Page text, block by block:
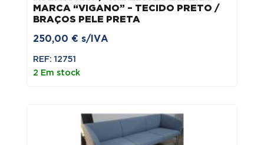
MARCA “VIGANO” – TECIDO PRETO /
BRAÇOS PELE PRETA
250,00 € s/IVA
REF: 12751
2 Em stock